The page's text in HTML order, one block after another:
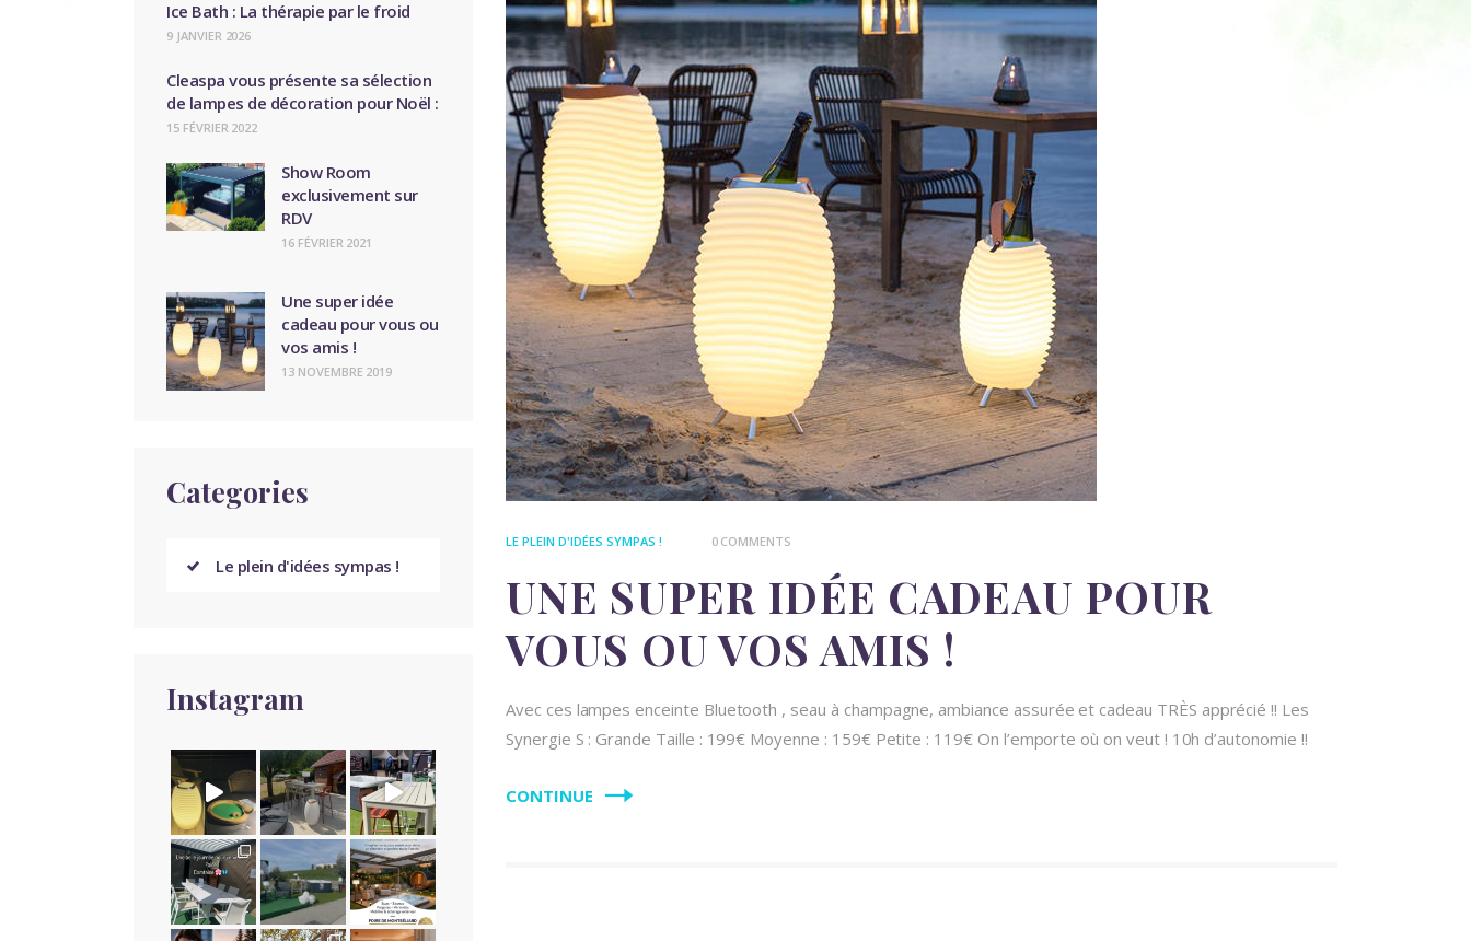
DEVIS
LE PLEIN D'IDÉES SYMPAS ! 0 COMMENTS
UNE SUPER IDÉE CADEAU POUR
VOUS OU VOS AMIS !
Avec ces lampes enceinte Bluetooth , seau à champagne, ambiance assurée et cadeau TRÈS apprécié !! Les
Synergie S : Grande Taille : 199€ Moyenne : 159€ Petite : 119€ On l’emporte où on veut ! 10h d’autonomie !!
CONTINUE
Ice Bath : La thérapie par le froid
9 JANVIER 2026
Cleaspa vous présente sa sélection
de lampes de décoration pour Noël :
15 FÉVRIER 2022
Show Room
exclusivement sur
RDV
16 FÉVRIER 2021
Une super idée
cadeau pour vous ou
vos amis !
13 NOVEMBRE 2019
Categories
Le plein d'idées sympas !
Instagram